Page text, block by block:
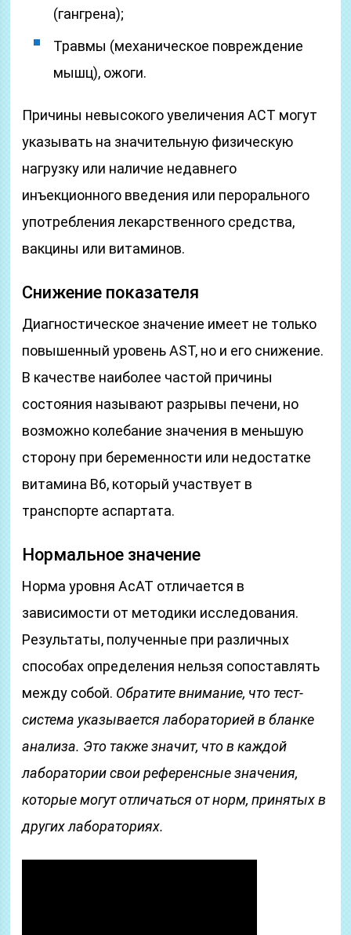
(гангрена);
Травмы (механическое повреждение
мышц), ожоги.
Причины невысокого увеличения АСТ могут
указывать на значительную физическую
нагрузку или наличие недавнего
инъекционного введения или перорального
употребления лекарственного средства,
вакцины или витаминов.
Снижение показателя
Диагностическое значение имеет не только
повышенный уровень AST, но и его снижение.
В качестве наиболее частой причины
состояния называют разрывы печени, но
возможно колебание значения в меньшую
сторону при беременности или недостатке
витамина В6, который участвует в
транспорте аспартата.
Нормальное значение
Норма уровня АсАТ отличается в
зависимости от методики исследования.
Результаты, полученные при различных
способах определения нельзя сопоставлять
между собой. Обратите внимание, что тест-
система указывается лабораторией в бланке
анализа. Это также значит, что в каждой
лаборатории свои референсные значения,
которые могут отличаться от норм, принятых в
других лабораториях.